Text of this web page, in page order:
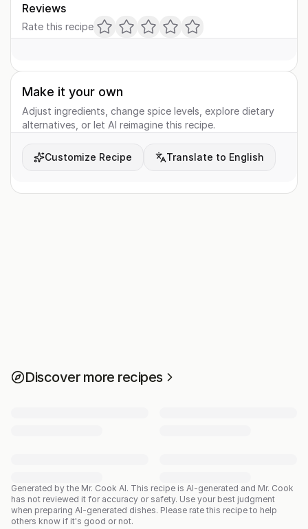
Reviews
Rate this recipe
Make it your own
Adjust ingredients, change spice levels, explore dietary
alternatives, or let AI reimagine this recipe.
Customize Recipe Translate to English
Discover more recipes
Generated by the Mr. Cook AI. This recipe is AI-generated and Mr. Cook
has not reviewed it for accuracy or safety. Use your best judgment
when preparing AI-generated dishes. Please rate this recipe to help
others know if it's good or not.